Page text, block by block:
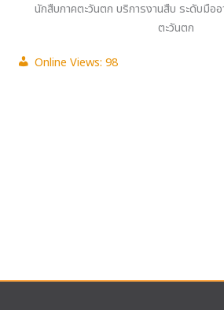
นักสืบภาคตะวันตก บริการงานสืบ ระดับมือ
ตะวันตก
Online Views: 98